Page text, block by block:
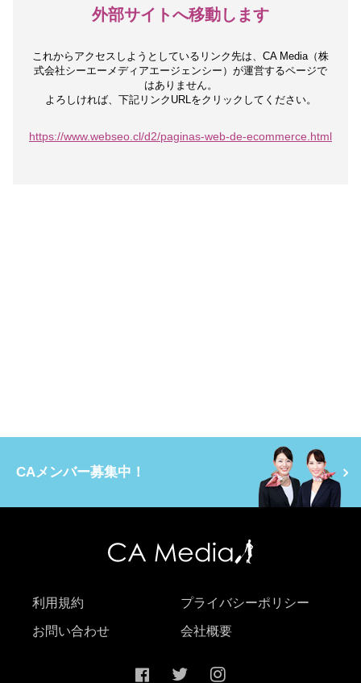
外部サイトへ移動します
これからアクセスしようとしているリンク先は、 CA Media（株
式会社シーエーメディアエージェンシー）が運営するページで
はありません。
よろしければ、下記リンクURLをクリックしてください。
https://www.webseo.cl/d2/paginas-web-de-ecommerce.html
CAメンバー募集中！
利用規約 プライバシーポリシー
お問い合わせ 会社概要